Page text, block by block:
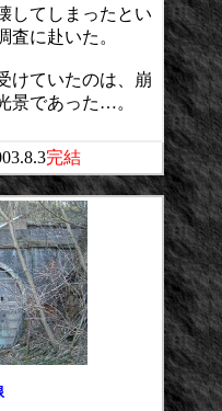
してしまったとい
査に赴いた。
けていたのは、崩
景であった…。
完結